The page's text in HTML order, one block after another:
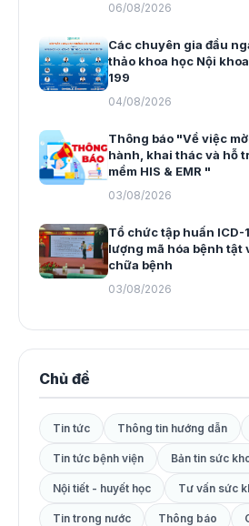
06/08/2026
Các chuyên gia đầu
thảo khoa học Nội
199
04/08/2026
Thông báo "Về việc
hành, khai thác và hỗ
mềm HIS & EMR "
03/08/2026
Tổ chức tập huấn
lượng mã hóa bệnh tật
chữa bệnh
03/08/2026
Chủ đề
Tin tức Thông tin hướng dẫn
Tin tức bệnh viện Bản tin sức
Nội tiết - huyết học Tư vấn sức
Tin trong nước Thông báo